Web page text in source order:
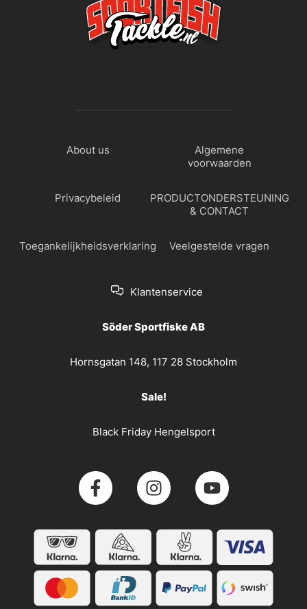
About us
Algemene
voorwaarden
Privacybeleid
PRODUCTONDERSTEUNING
& CONTACT
Toegankelijkheidsverklaring Veelgestelde vragen
Klantenservice
Söder Sportfiske AB
Hornsgatan 148, 117 28 Stockholm
Sale!
Black Friday Hengelsport